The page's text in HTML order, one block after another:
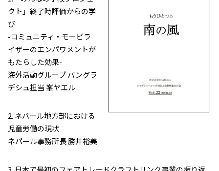
クト」終了時評価からの学
び
-コミュニティ・モービラ
イザーのエンパワメントが
もたらした効果-
海外活動グループ バングラ
デシュ担当 峯ヤエル
2. ネパール地方部における
児童労働の現状
ネパール事務所長 勝井裕美